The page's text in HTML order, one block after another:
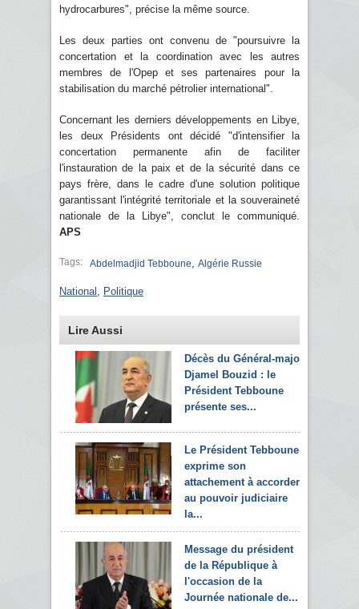
hydrocarbures", précise la même source.
Les deux parties ont convenu de "poursuivre la
concertation et la coordination avec les autres
membres de l'Opep et ses partenaires pour la
stabilisation du marché pétrolier international".
Concernant les derniers développements en Libye,
les deux Présidents ont décidé "d'intensifier la
concertation permanente afin de faciliter
l'instauration de la paix et de la sécurité dans ce
pays frère, dans le cadre d'une solution politique
garantissant l'intégrité territoriale et la souveraineté
nationale de la Libye", conclut le communiqué.
APS
Tags: Abdelmadjid Tebboune Algérie Russie
National Politique
Lire Aussi
Décès du Général-major
Djamel Bouzid : le
Président Tebboune
présente ses...
Le Président Tebboune
exprime son
attachement à accorder
au pouvoir judiciaire
la...
Message du président
de la République à
l'occasion de la
Journée nationale de...